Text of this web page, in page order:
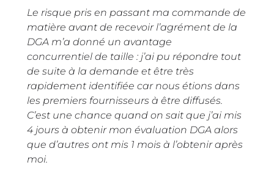
Le risque pris en passant ma commande de
matière avant de recevoir l’agrément de la
DGA m’a donné un avantage
concurrentiel de taille : j’ai pu répondre tout
de suite à la demande et être très
rapidement identifiée car nous étions dans
les premiers fournisseurs à être diffusés.
C’est une chance quand on sait que j’ai mis
4 jours à obtenir mon évaluation DGA alors
que d’autres ont mis 1 mois à l’obtenir après
moi.